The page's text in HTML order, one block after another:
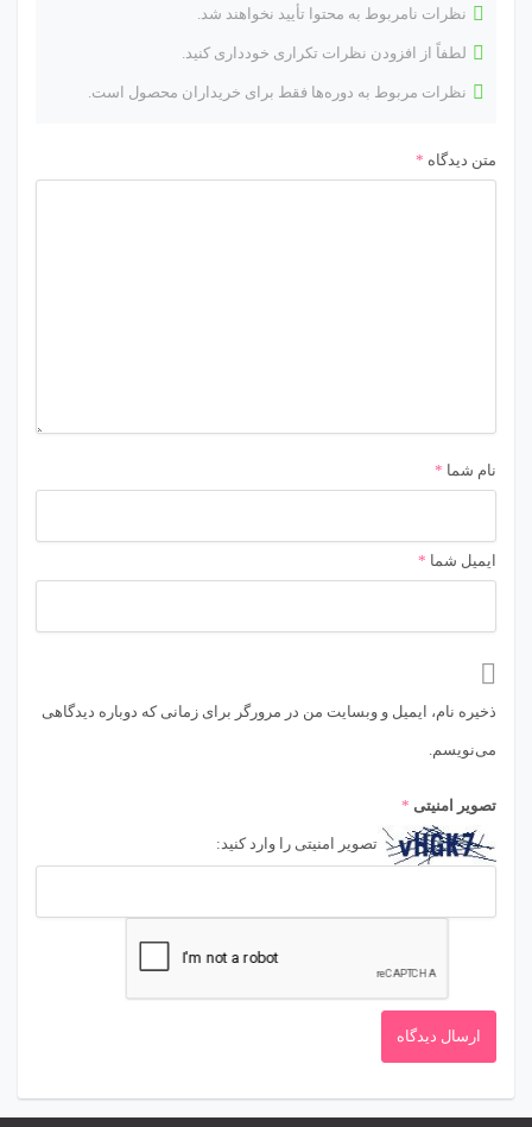
نظرات نامربوط به محتوا تأیید نخواهند شد.
لطفاً از افزودن نظرات تکراری خودداری کنید.
نظرات مربوط به دوره‌ها فقط برای خریداران محصول است.
متن دیدگاه *
نام شما *
ایمیل شما *
ذخیره نام، ایمیل و وبسایت من در مرورگر برای زمانی که دوباره دیدگاهی
می‌نویسم.
تصویر امنیتی *
تصویر امنیتی را وارد کنید: